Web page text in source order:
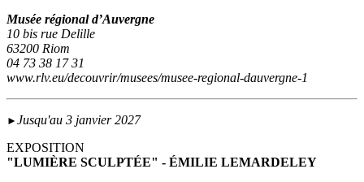
Musée régional d’Auvergne
10 bis rue Delille
63200 Riom
04 73 38 17 31
www.rlv.eu/decouvrir/musees/musee-regional-dauvergne-1
► Jusqu'au 3 janvier 2027
EXPOSITION
"LUMIÈRE SCULPTÉE" - ÉMILIE LEMARDELEY